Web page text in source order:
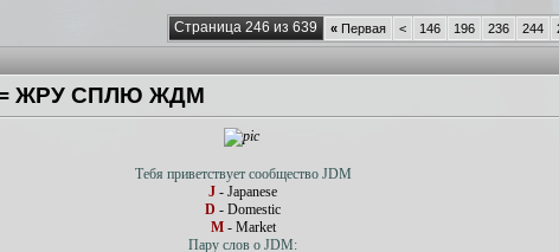
Страница 246 из 639 « Первая < 146 196 236 244
= ЖРУ СПЛЮ ЖДМ
Тебя приветствует сообщество JDM
J - Japanese
D - Domestic
M- Market
Пару слов о JDM: